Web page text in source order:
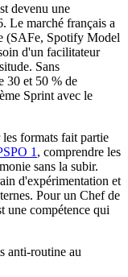
devenu une
Le marché français a
(SAFe, Spotify Model
d'un facilitateur
Sans
30 et 50 % de
Sprint avec le
les formats fait partie
1 , comprendre les
sans la subir.
d'expérimentation et
Pour un Chef de
une compétence qui
anti-routine au